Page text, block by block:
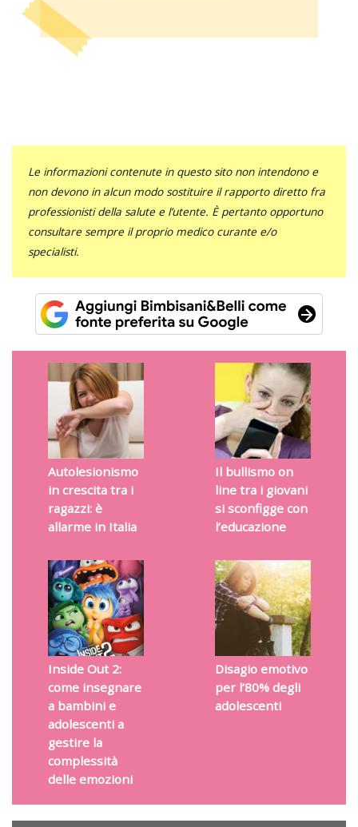
Le informazioni contenute in questo sito non intendono e
non devono in alcun modo sostituire il rapporto diretto fra
professionisti della salute e l’utente. È pertanto opportuno
consultare sempre il proprio medico curante e/o
specialisti.
Autolesionismo
in crescita tra i
ragazzi: è
allarme in Italia
Il bullismo on
line tra i giovani
si sconfigge con
l’educazione
Inside Out 2:
come insegnare
a bambini e
adolescenti a
gestire la
complessità
delle emozioni
Disagio emotivo
per l’80% degli
adolescenti